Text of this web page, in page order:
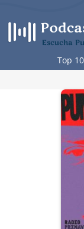
contenido
Escucha
Top